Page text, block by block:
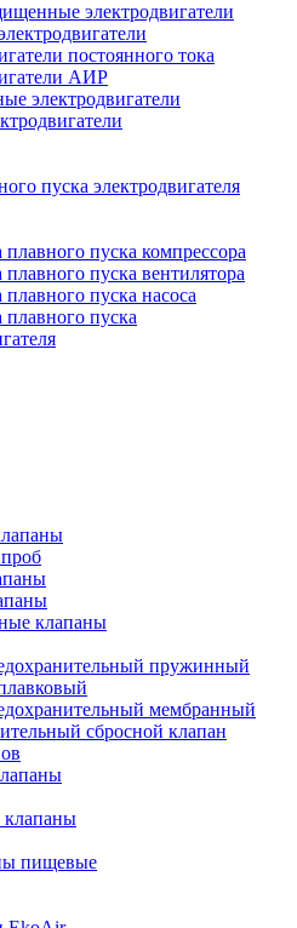
электродвигатели
постоянного тока
АИР
электродвигатели
пуска электродвигателя
плавного пуска компрессора
плавного пуска вентилятора
плавного пуска насоса
плавного пуска
клапаны
пружинный
мембранный
сбросной клапан
клапаны
пищевые